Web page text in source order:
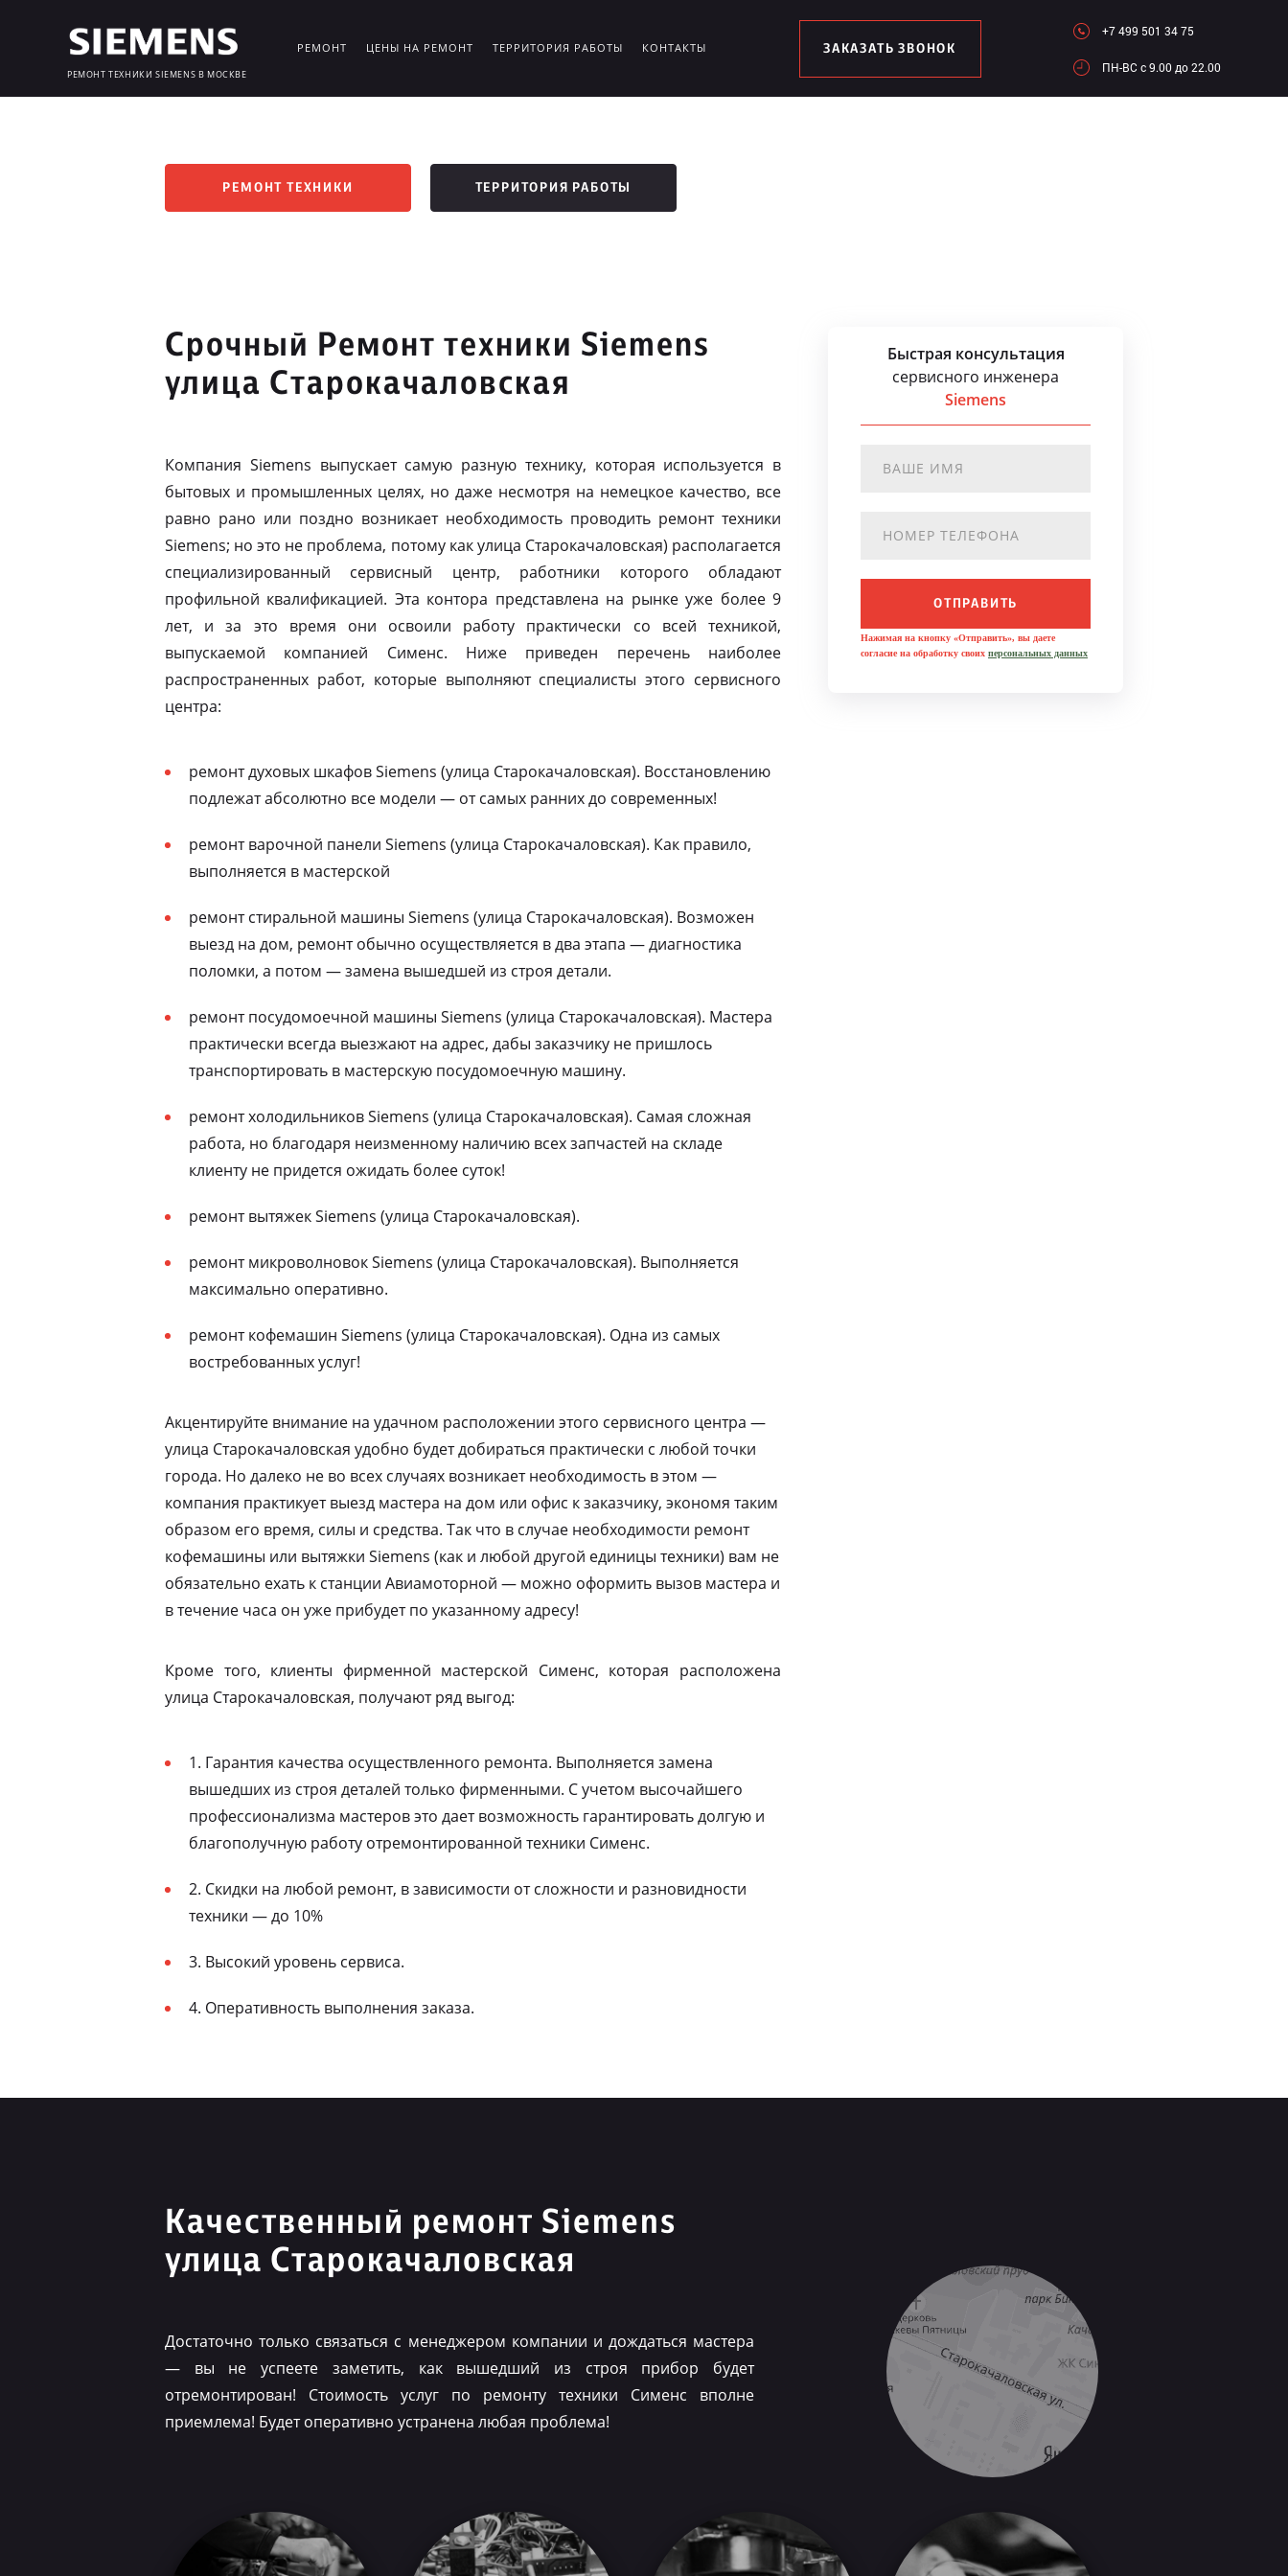
РЕМОНТ ТЕХНИКИ SIEMENS В МОСКВЕ
РЕМОНТ ЦЕНЫ НА РЕМОНТ ТЕРРИТОРИЯ РАБОТЫ КОНТАКТЫ ЗАКАЗАТЬ ЗВОНОК
+7 499 501 34 75
ПН-ВC c 9.00 до 22.00
РЕМОНТ ТЕХНИКИ ТЕРРИТОРИЯ РАБОТЫ
Срочный Ремонт техники Siemens
улица Старокачаловская
Компания Siemens выпускает самую разную технику, которая используется в
бытовых и промышленных целях, но даже несмотря на немецкое качество, все
равно рано или поздно возникает необходимость проводить ремонт техники
Siemens; но это не проблема, потому как улица Старокачаловская) располагается
специализированный сервисный центр, работники которого обладают
профильной квалификацией. Эта контора представлена на рынке уже более 9
лет, и за это время они освоили работу практически со всей техникой,
выпускаемой компанией Сименс. Ниже приведен перечень наиболее
распространенных работ, которые выполняют специалисты этого сервисного
центра:
ремонт духовых шкафов Siemens (улица Старокачаловская). Восстановлению
подлежат абсолютно все модели — от самых ранних до современных!
ремонт варочной панели Siemens (улица Старокачаловская). Как правило,
выполняется в мастерской
ремонт стиральной машины Siemens (улица Старокачаловская). Возможен
выезд на дом, ремонт обычно осуществляется в два этапа — диагностика
поломки, а потом — замена вышедшей из строя детали.
ремонт посудомоечной машины Siemens (улица Старокачаловская). Мастера
практически всегда выезжают на адрес, дабы заказчику не пришлось
транспортировать в мастерскую посудомоечную машину.
ремонт холодильников Siemens (улица Старокачаловская). Самая сложная
работа, но благодаря неизменному наличию всех запчастей на складе
клиенту не придется ожидать более суток!
ремонт вытяжек Siemens (улица Старокачаловская).
ремонт микроволновок Siemens (улица Старокачаловская). Выполняется
максимально оперативно.
ремонт кофемашин Siemens (улица Старокачаловская). Одна из самых
востребованных услуг!
Акцентируйте внимание на удачном расположении этого сервисного центра —
улица Старокачаловская удобно будет добираться практически с любой точки
города. Но далеко не во всех случаях возникает необходимость в этом —
компания практикует выезд мастера на дом или офис к заказчику, экономя таким
образом его время, силы и средства. Так что в случае необходимости ремонт
кофемашины или вытяжки Siemens (как и любой другой единицы техники) вам не
обязательно ехать к станции Авиамоторной — можно оформить вызов мастера и
в течение часа он уже прибудет по указанному адресу!
Кроме того, клиенты фирменной мастерской Сименс, которая расположена
улица Старокачаловская, получают ряд выгод:
1. Гарантия качества осуществленного ремонта. Выполняется замена
вышедших из строя деталей только фирменными. С учетом высочайшего
профессионализма мастеров это дает возможность гарантировать долгую и
благополучную работу отремонтированной техники Сименс.
2. Скидки на любой ремонт, в зависимости от сложности и разновидности
техники — до 10%
3. Высокий уровень сервиса.
4. Оперативность выполнения заказа.
Быстрая консультация
сервисного инженера
Siemens
ОТПРАВИТЬ
Нажимая на кнопку «Отправить», вы даете
согласие на обработку своих персональных данных
Качественный ремонт Siemens
улица Старокачаловская
Достаточно только связаться с менеджером компании и дождаться мастера
— вы не успеете заметить, как вышедший из строя прибор будет
отремонтирован! Стоимость услуг по ремонту техники Сименс вполне
приемлема! Будет оперативно устранена любая проблема!